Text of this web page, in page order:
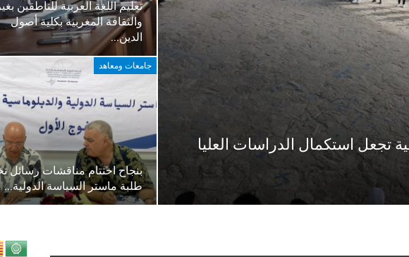
تجعل استكمال الدراسات العليا
تعليم اللغة العربية للناطقين
والثقافة المغربية بكلية أصول
الدين…
جامعات ومعاهد
بنجاح اختتام مناقشات رسائل
طلبة ماستر السياسة الدولية…